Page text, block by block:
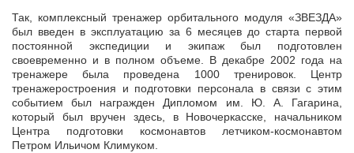
Так, комплексный тренажер орбитального модуля «ЗВЕЗДА»
был введен в эксплуатацию за 6 месяцев до старта первой
постоянной экспедиции и экипаж был подготовлен
своевременно и в полном объеме. В декабре 2002 года на
тренажере была проведена 1000 тренировок. Центр
тренажеростроения и подготовки персонала в связи с этим
событием был награжден Дипломом им. Ю. А. Гагарина,
который был вручен здесь, в Новочеркасске, начальником
Центра подготовки космонавтов летчиком-космонавтом
Петром Ильичом Климуком.